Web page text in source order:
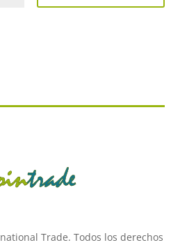
Trade. Todos los derechos